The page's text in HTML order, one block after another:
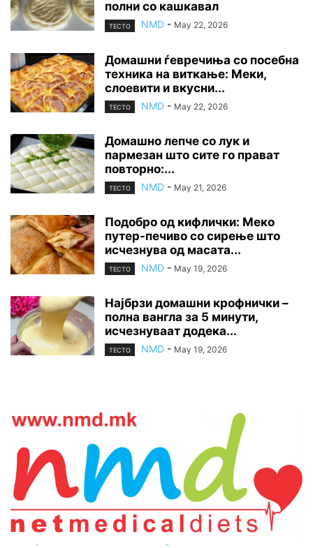
полни со кашкавал
ТЕСТО NMD - May 22, 2026
Домашни ѓевречиња со посебна
техника на виткање: Меки,
слоевити и вкусни...
ТЕСТО NMD - May 22, 2026
Домашно лепче со лук и
пармезан што сите го прават
повторно:...
ТЕСТО NMD - May 21, 2026
Подобро од кифлички: Меко
путер-печиво со сирење што
исчезнува од масата...
ТЕСТО NMD - May 19, 2026
Најбрзи домашни крофнички –
полна вангла за 5 минути,
исчезнуваат додека...
ТЕСТО NMD - May 19, 2026